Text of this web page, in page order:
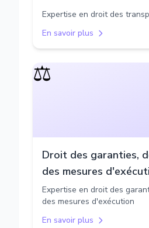
Expertise en droit des
En savoir plus
⚖️
Droit des garanties,
des mesures
Expertise en droit des
des mesures d'exécution
En savoir plus